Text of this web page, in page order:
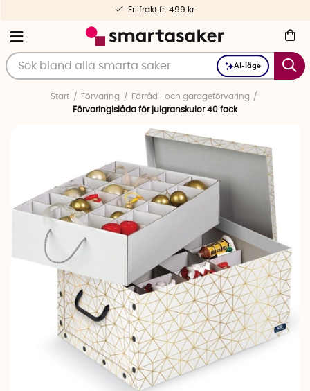
AI-läge
Fri frakt fr. 499 kr
Start Förvaring
Förråd- och garageförvaring
Förvaringlslåda för julgranskulor 40 fack